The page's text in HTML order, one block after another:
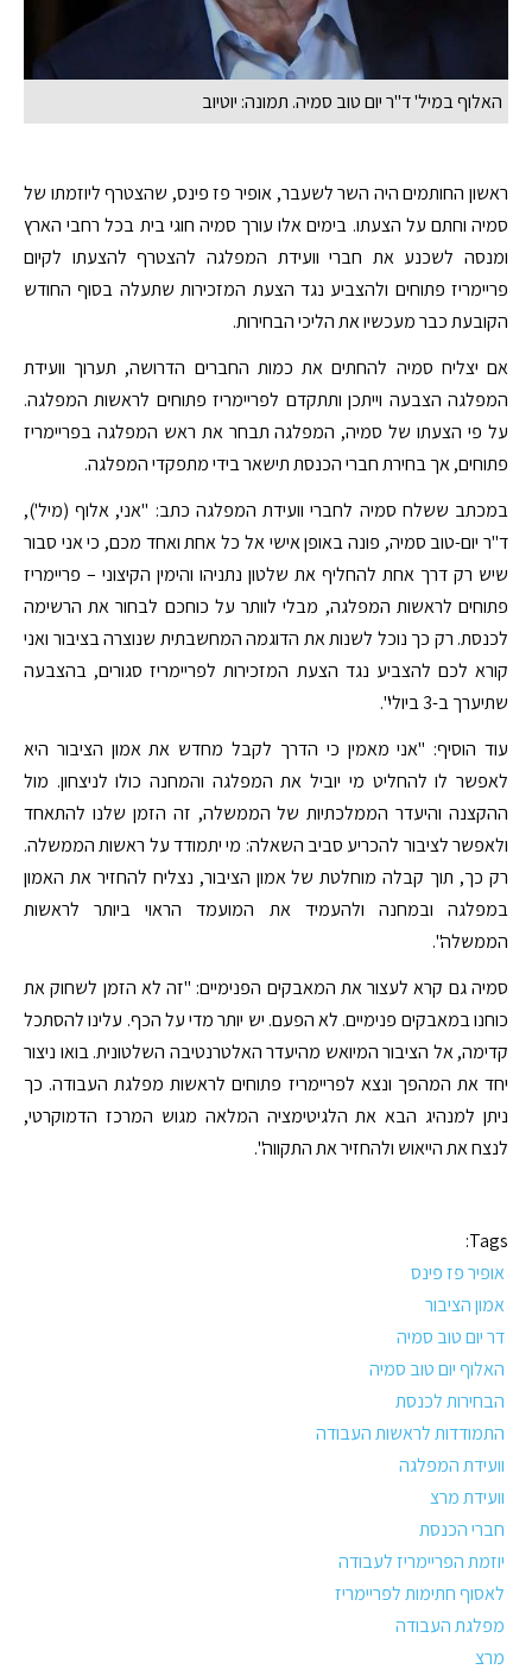
האלוף במיל' ד"ר יום טוב סמיה. תמונה: יוטיוב
ראשון החותמים היה השר לשעבר, אופיר פז פינס, שהצטרף ליוזמתו של
סמיה וחתם על הצעתו. בימים אלו עורך סמיה חוגי בית בכל רחבי הארץ
ומנסה לשכנע את חברי וועידת המפלגה להצטרף להצעתו לקיום
פריימריז פתוחים ולהצביע נגד הצעת המזכירות שתעלה בסוף החודש
הקובעת כבר מעכשיו את הליכי הבחירות.
אם יצליח סמיה להחתים את כמות החברים הדרושה, תערוך וועידת
המפלגה הצבעה וייתכן ותתקדם לפריימריז פתוחים לראשות המפלגה.
על פי הצעתו של סמיה, המפלגה תבחר את ראש המפלגה בפריימריז
פתוחים, אך בחירת חברי הכנסת תישאר בידי מתפקדי המפלגה.
במכתב ששלח סמיה לחברי וועידת המפלגה כתב: "אני, אלוף (מיל'),
ד"ר יום-טוב סמיה, פונה באופן אישי אל כל אחת ואחד מכם, כי אני סבור
שיש רק דרך אחת להחליף את שלטון נתניהו והימין הקיצוני – פריימריז
פתוחים לראשות המפלגה, מבלי לוותר על כוחכם לבחור את הרשימה
לכנסת. רק כך נוכל לשנות את הדוגמה המחשבתית שנוצרה בציבור ואני
קורא לכם להצביע נגד הצעת המזכירות לפריימריז סגורים, בהצבעה
שתיערך ב-3 ביולי".
עוד הוסיף: "אני מאמין כי הדרך לקבל מחדש את אמון הציבור היא
לאפשר לו להחליט מי יוביל את המפלגה והמחנה כולו לניצחון. מול
ההקצנה והיעדר הממלכתיות של הממשלה, זה הזמן שלנו להתאחד
ולאפשר לציבור להכריע סביב השאלה: מי יתמודד על ראשות הממשלה.
רק כך, תוך קבלה מוחלטת של אמון הציבור, נצליח להחזיר את האמון
במפלגה ובמחנה ולהעמיד את המועמד הראוי ביותר לראשות
הממשלה".
סמיה גם קרא לעצור את המאבקים הפנימיים: "זה לא הזמן לשחוק את
כוחנו במאבקים פנימיים. לא הפעם. יש יותר מדי על הכף. עלינו להסתכל
קדימה, אל הציבור המיואש מהיעדר האלטרנטיבה השלטונית. בואו ניצור
יחד את המהפך ונצא לפריימריז פתוחים לראשות מפלגת העבודה. כך
ניתן למנהיג הבא את הלגיטימציה המלאה מגוש המרכז הדמוקרטי,
לנצח את הייאוש ולהחזיר את התקווה".
Tags:
אופיר פז פינס
אמון הציבור
דר יום טוב סמיה
האלוף יום טוב סמיה
הבחירות לכנסת
התמודדות לראשות העבודה
וועידת המפלגה
וועידת מרצ
חברי הכנסת
יוזמת הפריימריז לעבודה
לאסוף חתימות לפריימריז
מפלגת העבודה
מרצ